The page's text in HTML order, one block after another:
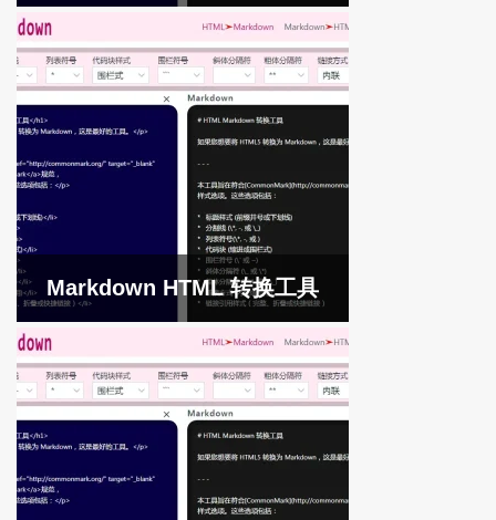
Markdown HTML 转换工具